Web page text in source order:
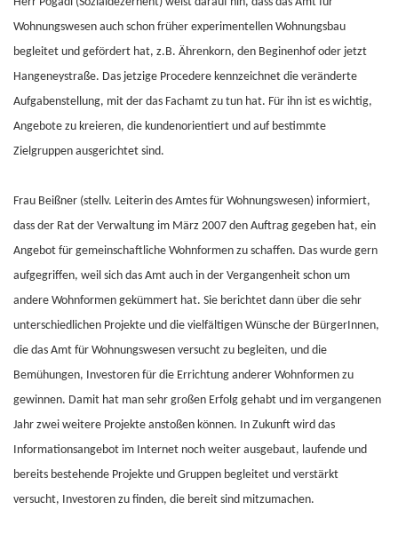
Wohnungswesen auch schon früher experimentellen Wohnungsbau
begleitet und gefördert hat, z.B. Ährenkorn, den Beginenhof oder jetzt
Hangeneystraße. Das jetzige Procedere kennzeichnet die veränderte
Aufgabenstellung, mit der das Fachamt zu tun hat. Für ihn ist es wichtig,
Angebote zu kreieren, die kundenorientiert und auf bestimmte
Zielgruppen ausgerichtet sind.
Frau Beißner (stellv. Leiterin des Amtes für Wohnungswesen) informiert,
dass der Rat der Verwaltung im März 2007 den Auftrag gegeben hat, ein
Angebot für gemeinschaftliche Wohnformen zu schaffen. Das wurde gern
aufgegriffen, weil sich das Amt auch in der Vergangenheit schon um
andere Wohnformen gekümmert hat. Sie berichtet dann über die sehr
unterschiedlichen Projekte und die vielfältigen Wünsche der BürgerInnen,
die das Amt für Wohnungswesen versucht zu begleiten, und die
Bemühungen, Investoren für die Errichtung anderer Wohnformen zu
gewinnen. Damit hat man sehr großen Erfolg gehabt und im vergangenen
Jahr zwei weitere Projekte anstoßen können. In Zukunft wird das
Informationsangebot im Internet noch weiter ausgebaut, laufende und
bereits bestehende Projekte und Gruppen begleitet und verstärkt
versucht, Investoren zu finden, die bereit sind mitzumachen.